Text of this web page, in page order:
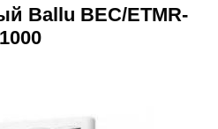
Ballu BEC/ETMR-
1000